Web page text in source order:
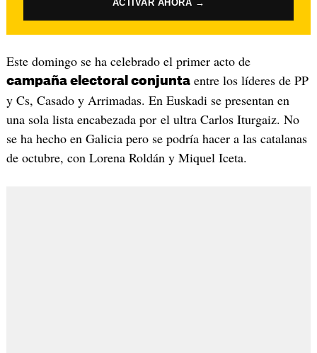
ACTIVAR AHORA →
Este domingo se ha celebrado el primer acto de
campaña electoral conjuntaentre los líderes de PP
y Cs, Casado y Arrimadas. En Euskadi se presentan en
una sola lista encabezada por el ultra Carlos Iturgaiz. No
se ha hecho en Galicia pero se podría hacer a las catalanas
de octubre, con Lorena Roldán y Miquel Iceta.